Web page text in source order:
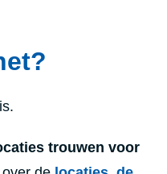
trouwen voor